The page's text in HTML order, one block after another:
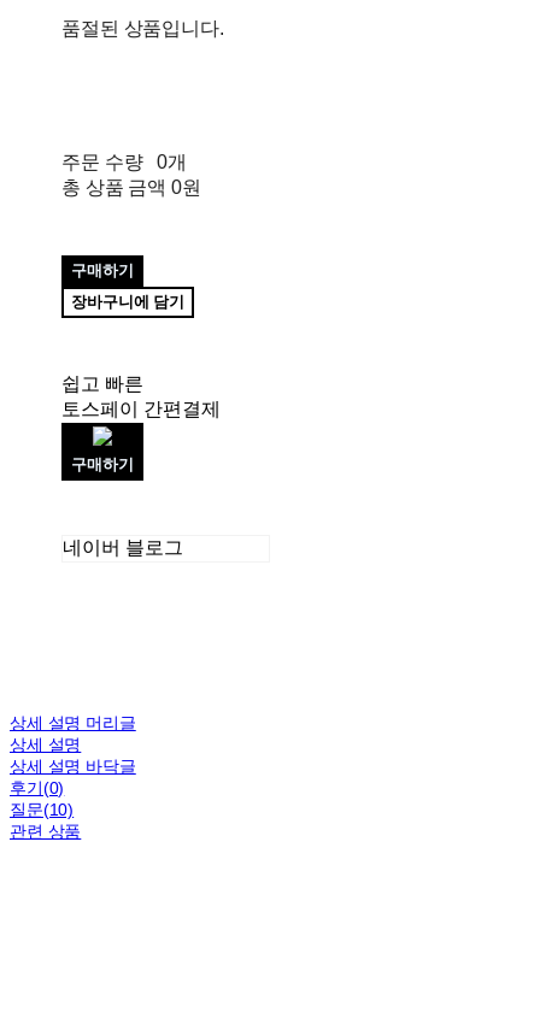
품절된 상품입니다.
주문 수량
0개
총 상품 금액 0원
구매하기
장바구니에 담기
쉽고 빠른
토스페이 간편결제
구매하기
네이버 블로그
상세 설명 머리글
상세 설명
상세 설명 바닥글
후기(0)
질문(10)
관련 상품